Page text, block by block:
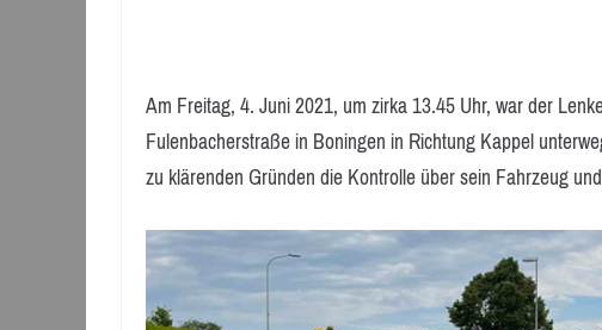
Am Freitag, 4. Juni 2021, um zirka 13.45 Uhr, war der
Fulenbacherstraße in Boningen in Richtung Kappel
zu klärenden Gründen die Kontrolle über sein Fahrzeug